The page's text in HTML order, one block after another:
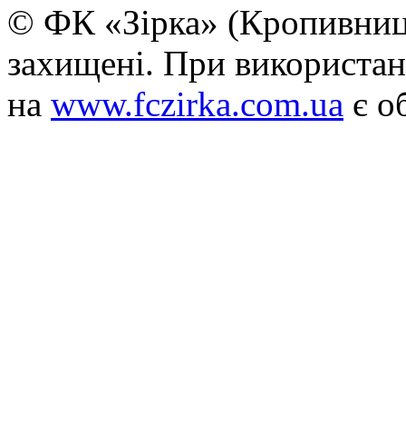
© ФК «Зірка»
захищені. При
на www.fczirka.com.ua є